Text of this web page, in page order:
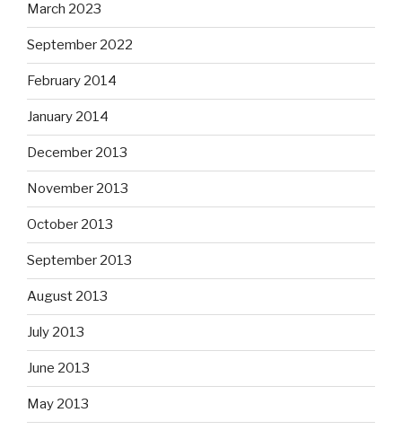
March 2023
September 2022
February 2014
January 2014
December 2013
November 2013
October 2013
September 2013
August 2013
July 2013
June 2013
May 2013